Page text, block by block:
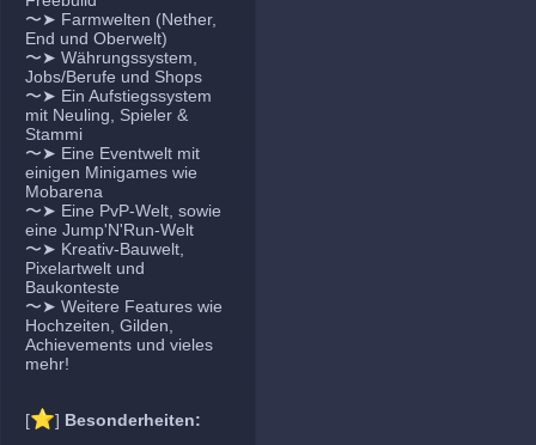
〜➤ Farmwelten (Nether,
End und Oberwelt)
〜➤ Währungssystem,
Jobs/Berufe und Shops
〜➤ Ein Aufstiegssystem
mit Neuling, Spieler &
Stammi
〜➤ Eine Eventwelt mit
einigen Minigames wie
Mobarena
〜➤ Eine PvP-Welt, sowie
eine Jump'N'Run-Welt
〜➤ Kreativ-Bauwelt,
Pixelartwelt und
Baukonteste
〜➤ Weitere Features wie
Hochzeiten, Gilden,
Achievements und vieles
mehr!
[⭐] Besonderheiten: